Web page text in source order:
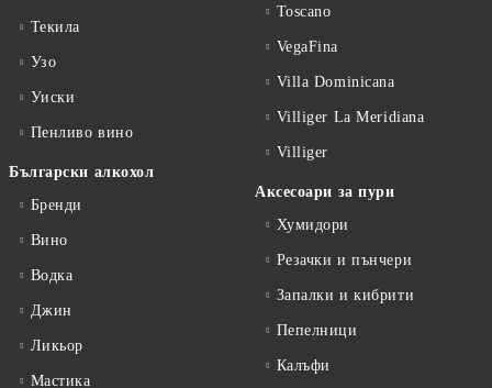
Текила
Узо
Уиски
Пенливо вино
Български алкохол
Бренди
Вино
Водка
Джин
Ликьор
Мастика
Toscano
VegaFina
Villa Dominicana
Villiger La Meridiana
Villiger
Аксесоари за пури
Хумидори
Резачки и пънчери
Запалки и кибрити
Пепелници
Калъфи